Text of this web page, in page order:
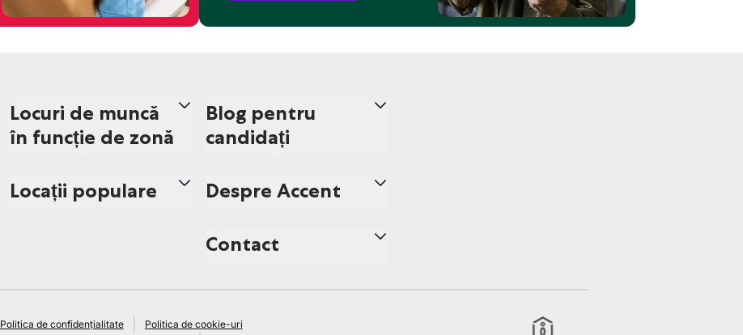
Locuri de muncă
în funcție de zonă
Locații populare
Blog pentru
candidați
Despre Accent
Contact
Politica de confidențialitate
Politica de cookie-uri